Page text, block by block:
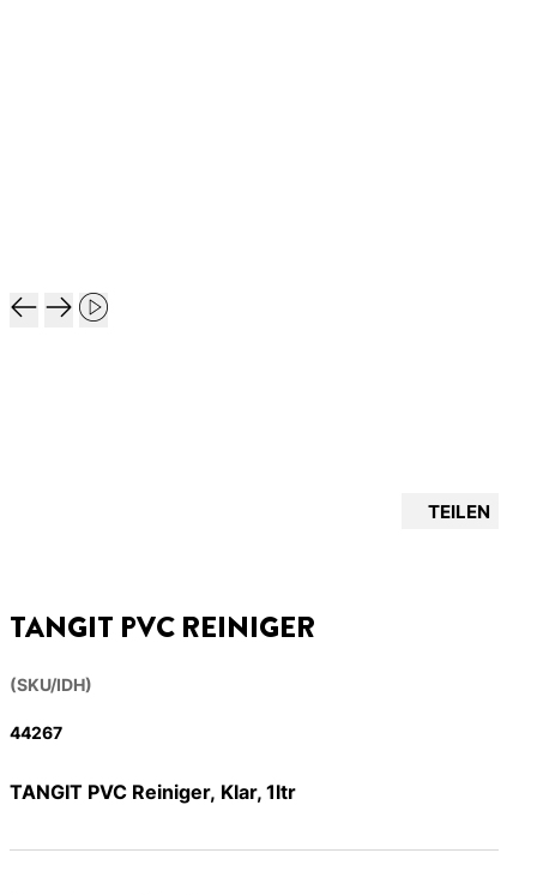
TEILEN
TANGIT PVC REINIGER
(SKU/IDH)
44267
TANGIT PVC Reiniger, Klar, 1ltr